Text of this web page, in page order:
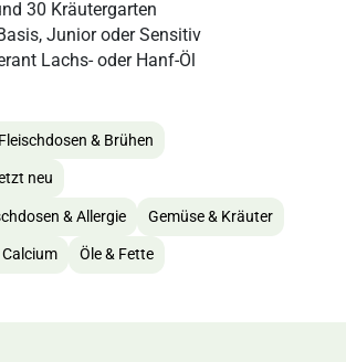
30 Kräutergarten
Junior oder Sensitiv
Lachs- oder Hanf-Öl
Fleischdosen & Brühen
neu
& Allergie Gemüse & Kräuter
Öle & Fette